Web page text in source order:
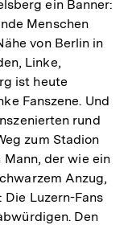
ein Banner:
Menschen
von Berlin in
Linke,
ist heute
Fanszene. Und
rund
zum Stadion
der wie ein
Anzug,
Luzern-Fans
Den